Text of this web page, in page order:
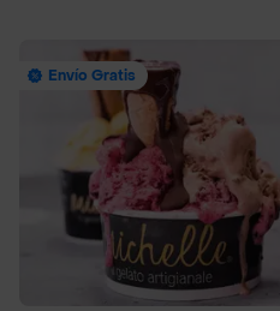
Envío Gratis